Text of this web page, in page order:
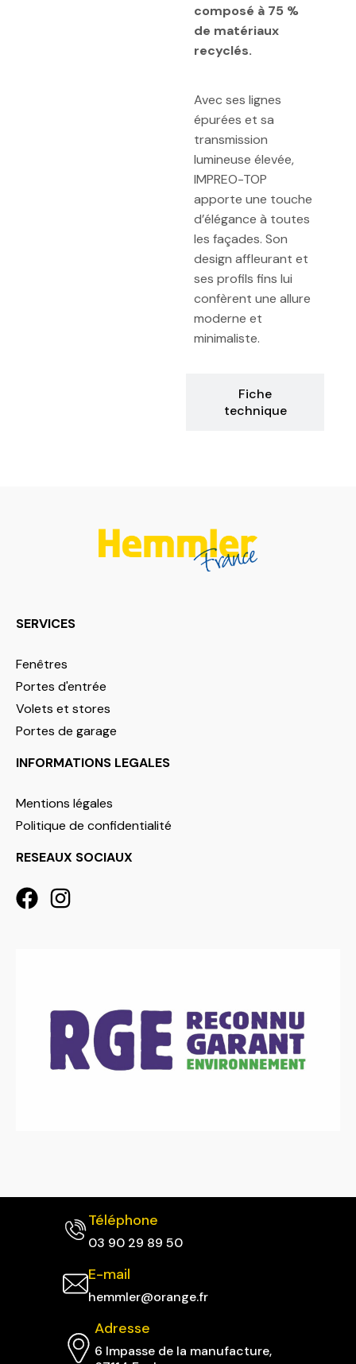
Fiche
technique
composé à 75 %
de matériaux
recyclés.
Avec ses lignes
épurées et sa
transmission
lumineuse élevée,
IMPREO-TOP
apporte une touche
d’élégance à toutes
les façades. Son
design affleurant et
ses profils fins lui
confèrent une allure
moderne et
minimaliste.
SERVICES
Fenêtres
Portes d'entrée
Volets et stores
Portes de garage
INFORMATIONS LEGALES
Mentions légales
Politique de confidentialité
RESEAUX SOCIAUX
03 90 29 89 50
Téléphone
hemmler@orange.fr
E-mail
6 Impasse de la manufacture,
Adresse